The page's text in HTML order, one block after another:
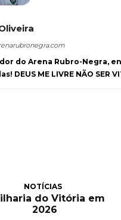
do Arena Rubro-Negra,
DEUS ME LIVRE NÃO SER
NOTÍCIAS
do Vitória em
2026